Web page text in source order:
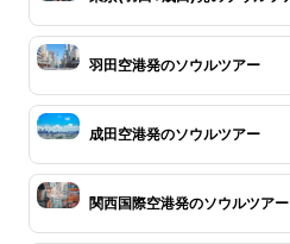
羽田空港発のソウルツアー
成田空港発のソウルツアー
関西国際空港発のソウルツアー